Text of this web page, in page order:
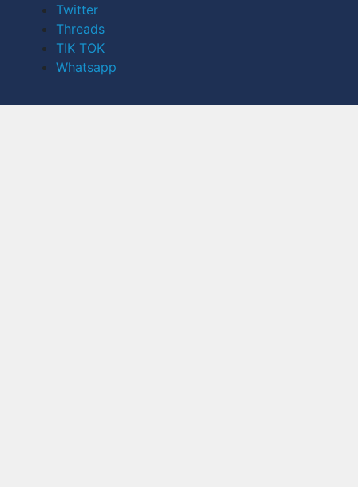
Twitter
Threads
TIK TOK
Whatsapp